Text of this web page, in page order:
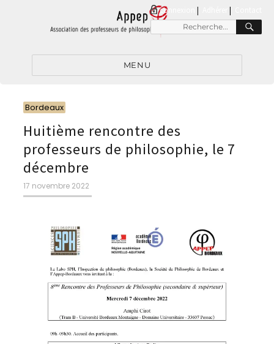
connexion |
Recherche
pour
MENU
Bordeaux
Huitième rencontre des
professeurs de philosophie, le 7
décembre
Publié
le
17 novembre 2022